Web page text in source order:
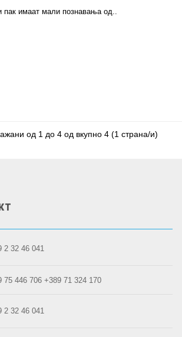
пак имаат мали познавања од..
од 1 до 4 од вкупно 4 (1 страна/и)
2 32 46 041
75 446 706 +389 71 324 170
2 32 46 041